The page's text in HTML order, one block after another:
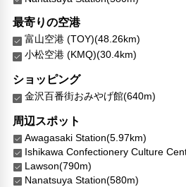
最寄りの空港
富山空港 (TOY)(48.26km)
小松空港 (KMQ)(30.4km)
ショッピング
金沢百番街おみやげ館(640m)
周辺スポット
Awagasaki Station(5.97km)
Ishikawa Confectionery Culture
Lawson(790m)
Nanatsuya Station(580m)